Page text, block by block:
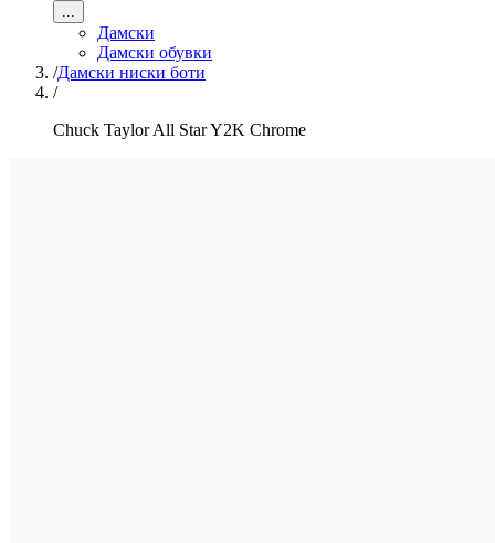
...
Дамски
Дамски обувки
/Дамски ниски боти
/
Chuck Taylor All Star Y2K Chrome